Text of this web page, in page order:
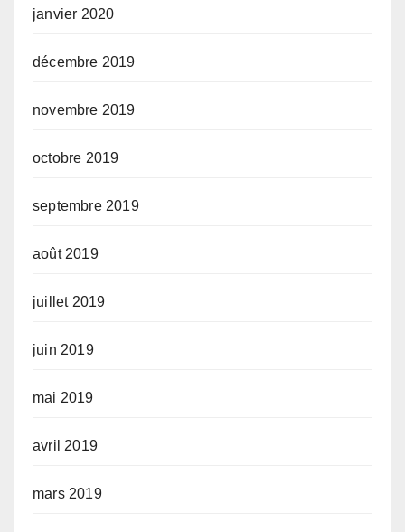
janvier 2020
décembre 2019
novembre 2019
octobre 2019
septembre 2019
août 2019
juillet 2019
juin 2019
mai 2019
avril 2019
mars 2019